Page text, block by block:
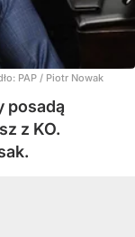
PAP / Piotr Nowak
posadą
z KO.